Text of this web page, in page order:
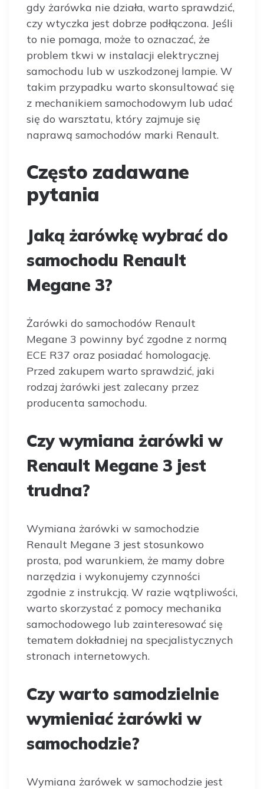
gdy żarówka nie działa, warto sprawdzić,
czy wtyczka jest dobrze podłączona. Jeśli
to nie pomaga, może to oznaczać, że
problem tkwi w instalacji elektrycznej
samochodu lub w uszkodzonej lampie. W
takim przypadku warto skonsultować się
z mechanikiem samochodowym lub udać
się do warsztatu, który zajmuje się
naprawą samochodów marki Renault.
Często zadawane
pytania
Jaką żarówkę wybrać do
samochodu Renault
Megane 3?
Żarówki do samochodów Renault
Megane 3 powinny być zgodne z normą
ECE R37 oraz posiadać homologację.
Przed zakupem warto sprawdzić, jaki
rodzaj żarówki jest zalecany przez
producenta samochodu.
Czy wymiana żarówki w
Renault Megane 3 jest
trudna?
Wymiana żarówki w samochodzie
Renault Megane 3 jest stosunkowo
prosta, pod warunkiem, że mamy dobre
narzędzia i wykonujemy czynności
zgodnie z instrukcją. W razie wątpliwości,
warto skorzystać z pomocy mechanika
samochodowego lub zainteresować się
tematem dokładniej na specjalistycznych
stronach internetowych.
Czy warto samodzielnie
wymieniać żarówki w
samochodzie?
Wymiana żarówek w samochodzie jest